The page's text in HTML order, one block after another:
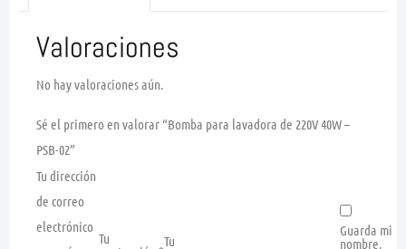
Valoraciones
No hay valoraciones aún.
Sé el primero en valorar “Bomba para lavadora de 220V 40W –
PSB-02”
Tu dirección
de correo
electrónico
Tu
Tu
Guarda mi
nombre,